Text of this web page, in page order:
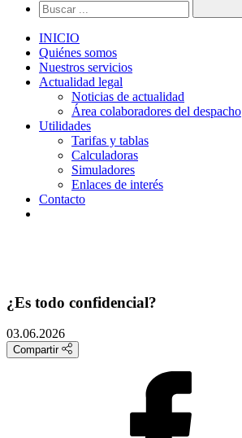
INICIO
Quiénes somos
Nuestros servicios
Actualidad legal
Noticias de actualidad
Área colaboradores del despacho
Utilidades
Tarifas y tablas
Calculadoras
Simuladores
Enlaces de interés
Contacto
¿Es todo confidencial?
03.06.2026
Compartir